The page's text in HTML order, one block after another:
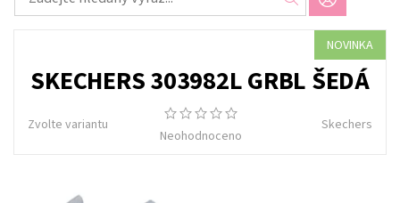
NOVINKA
SKECHERS 303982L GRBL ŠEDÁ
Zvolte variantu
Neohodnoceno
Skechers